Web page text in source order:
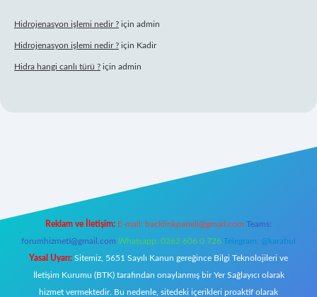
Hidrojenasyon işlemi nedir ? için admin
Hidrojenasyon işlemi nedir ? için Kadir
Hidra hangi canlı türü ? için admin
Reklam ve İletişim: E-mail: backlinkpaneli@gmail.com Teams:
forumhizmeti@gmail.com Whatsapp: 0262 606 0 726 Telegram: @karabul
Yasal Uyarı: Sitemiz, 5651 Sayılı Kanun gereğince Bilgi Teknolojileri ve
İletişim Kurumu (BTK) tarafından onaylanmış bir Yer Sağlayıcı olarak
hizmet vermektedir. Bu nedenle, sitedeki içerikleri proaktif olarak